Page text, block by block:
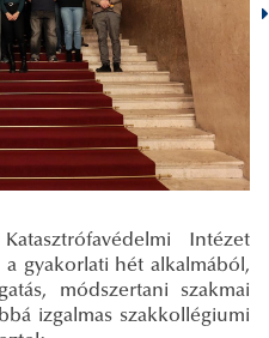
Intézet
gyakorlati hét alkalmából,
módszertani szakmai
izgalmas szakkollégiumi